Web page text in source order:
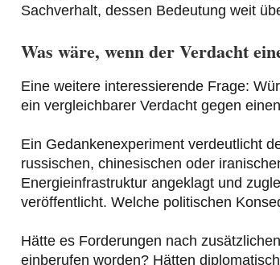
Sachverhalt, dessen Bedeutung weit
Was wäre, wenn der Verdacht
Eine weitere interessierende Frage:
ein vergleichbarer Verdacht gegen
Ein Gedankenexperiment verdeutlicht
russischen, chinesischen oder
Energieinfrastruktur angeklagt und
veröffentlicht. Welche politischen
Hätte es Forderungen nach
einberufen worden? Hätten